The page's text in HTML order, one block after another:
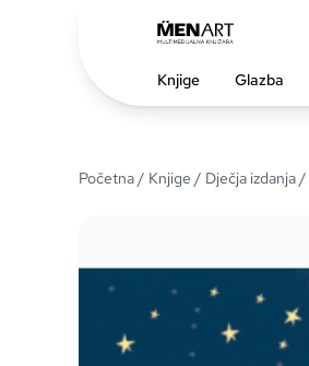
Knjige Glazba
Početna/ Knjige / Dječja izdanja/